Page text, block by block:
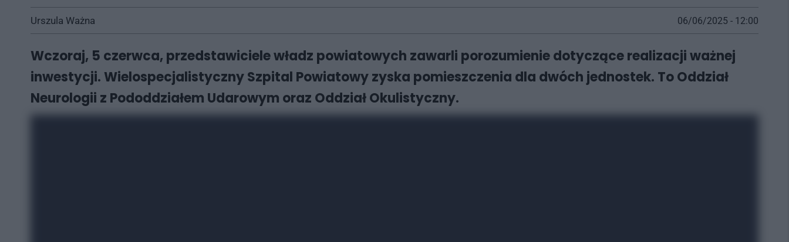
Urszula Ważna 06/06/2025 - 12:00
Wczoraj, 5 czerwca, przedstawiciele władz powiatowych zawarli porozumienie dotyczące realizacji ważnej
inwestycji. Wielospecjalistyczny Szpital Powiatowy zyska pomieszczenia dla dwóch jednostek. To Oddział
Neurologii z Pododdziałem Udarowym oraz Oddział Okulistyczny.